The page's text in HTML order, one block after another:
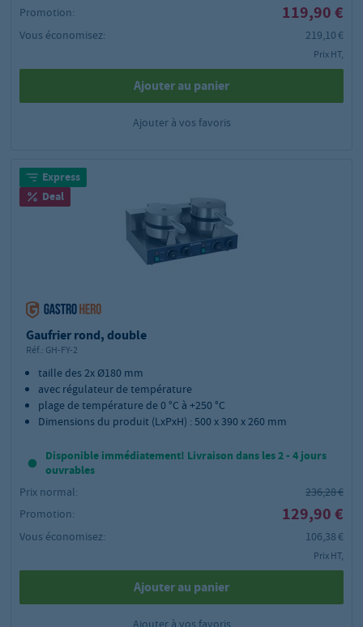
Promotion:
119,90 €
Vous économisez: 219,10 €
Prix HT,
Ajouter au panier
Ajouter à vos favoris
Express
Deal
Gaufrier rond, double
Réf.: GH-FY-2
taille des 2x Ø180 mm
avec régulateur de température
plage de température de 0 °C à +250 °C
Dimensions du produit (LxPxH) : 500 x 390 x 260 mm
Disponible immédiatement! Livraison dans les 2 - 4 jours
ouvrables
Prix normal:
236,28 €
Promotion:
129,90 €
Vous économisez: 106,38 €
Prix HT,
Ajouter au panier
Ajouter à vos favoris